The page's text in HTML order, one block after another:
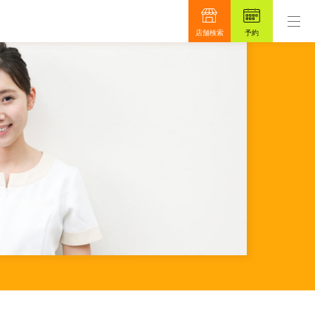
もっと真面目に、もっと安心を目指して48年。
店舗検索 予約